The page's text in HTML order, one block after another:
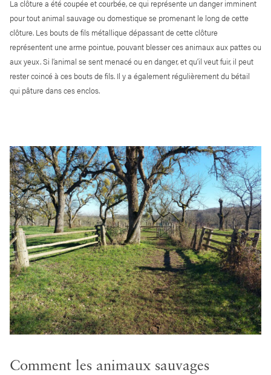
La clôture a été coupée et courbée, ce qui représente un danger imminent
pour tout animal sauvage ou domestique se promenant le long de cette
clôture. Les bouts de fils métallique dépassant de cette clôture
représentent une arme pointue, pouvant blesser ces animaux aux pattes ou
aux yeux. Si l’animal se sent menacé ou en danger, et qu’il veut fuir, il peut
rester coincé à ces bouts de fils. Il y a également régulièrement du bétail
qui pâture dans ces enclos.
Comment les animaux sauvages